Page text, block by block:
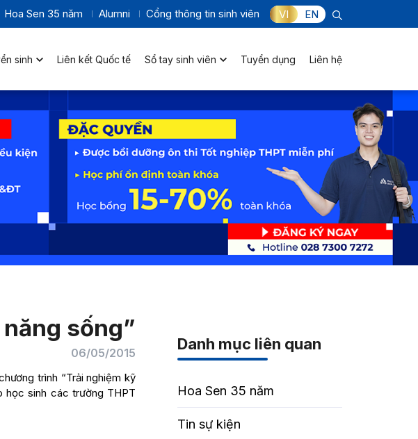
Hoa Sen 35 năm Alumni Cổng thông tin sinh viên VI EN
sinh Liên kết Quốc tế Sổ tay sinh viên Tuyển dụng Liên hệ
sống”
06/05/2015
trình “Trải nghiệm kỹ
học sinh các trường THPT
Danh mục liên quan
Hoa Sen 35 năm
Tin sự kiện